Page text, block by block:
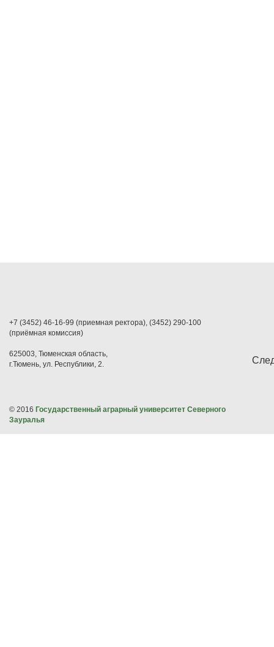
+7 (3452) 46-16-99 (приемная ректора), (3452) 290-100
(приёмная комиссия)
625003, Тюменская область,
г.Тюмень, ул. Республики, 2.
© 2016 Государственный аграрный университет Северного
Зауралья